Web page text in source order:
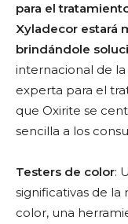
para el
Xyladecor estará
brindándole
internacional de
experta para el
que Oxirite se
sencilla a los
Testers de color:
significativas de la
color, una